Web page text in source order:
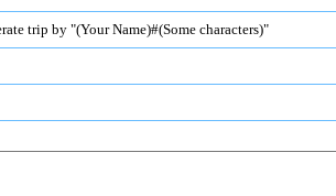
trip by "(Your Name)#(Some characters)"